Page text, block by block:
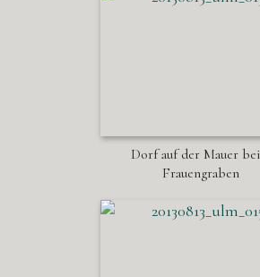
Dorf auf der Mauer
Frauengraben